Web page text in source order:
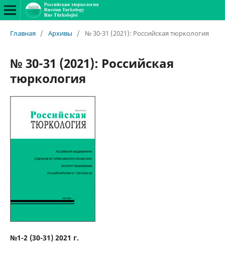
Главная / Архивы / № 30-31 (2021): Российская тюркология
№ 30-31 (2021): Российская
тюркология
№1-2 (30-31) 2021 г.